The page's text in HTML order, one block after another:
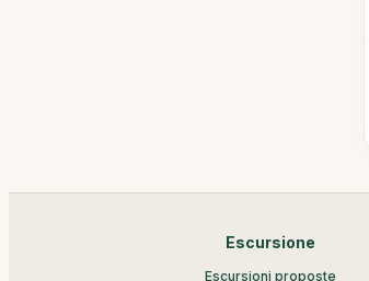
Escursione
Escursioni proposte